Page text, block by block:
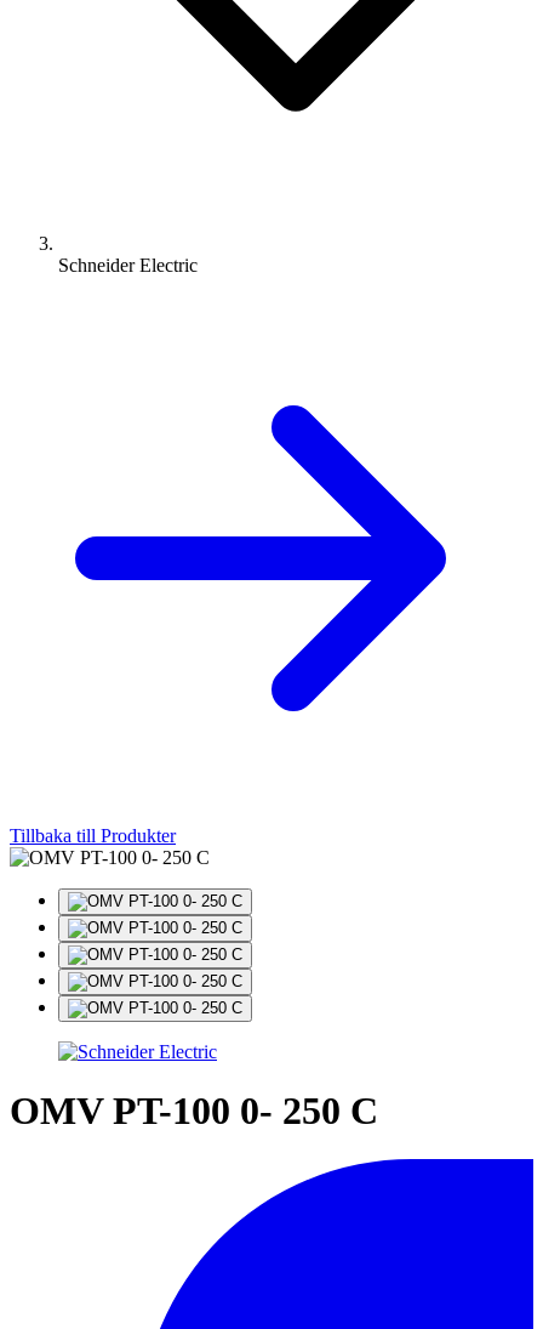
Schneider Electric
Tillbaka till Produkter
OMV PT-100 0- 250 C